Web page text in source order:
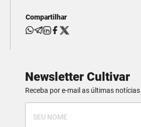
Compartilhar
Newsletter Cultivar
Receba por e-mail as últimas